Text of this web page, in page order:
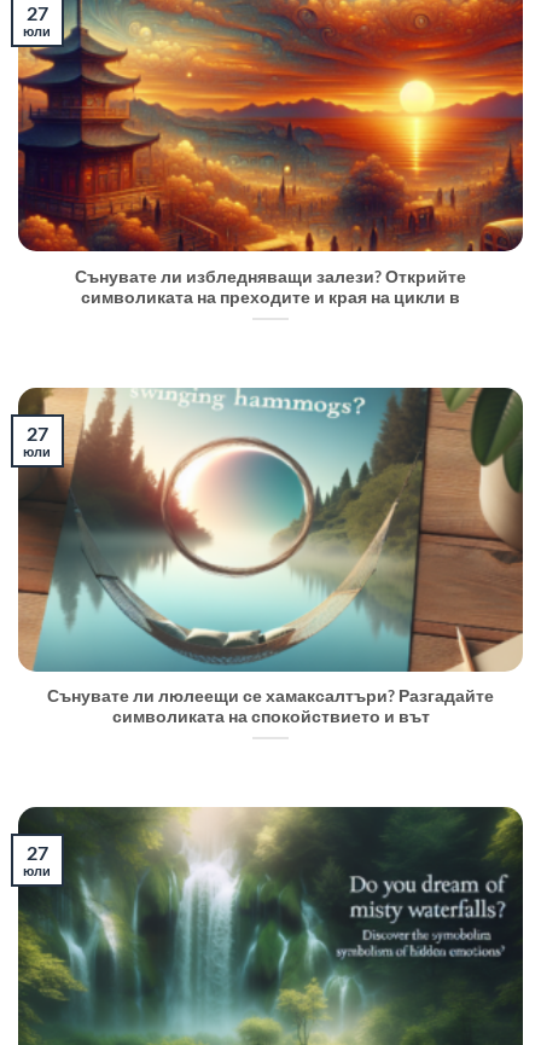
Сънувате ли избледняващи залези? Открийте
символиката на преходите и края на цикли в
27
юли
Сънувате ли люлеещи се хамаксалтъри? Разгадайте
символиката на спокойствието и вът
27
юли
27
юли